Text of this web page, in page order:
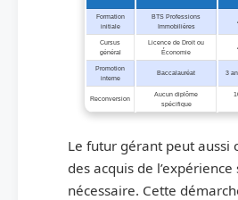
Formation
initiale
BTS Professions
Immobilières
Cursus
général
Licence de Droit ou
Économie
Promotion
interne
Baccalauréat 3
Reconversion
Aucun diplôme
spécifique
Le futur gérant peut
des acquis de
nécessaire. Cette